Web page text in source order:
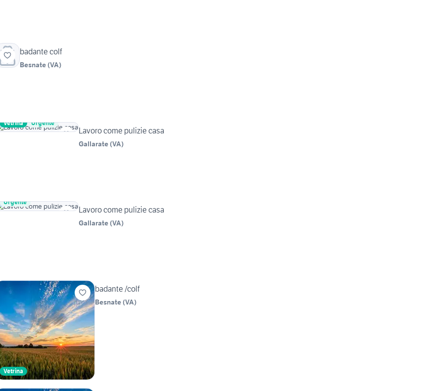
badante colf
Besnate (VA)
Vetrina Urgente
Lavoro come pulizie casa
Gallarate (VA)
Urgente
Lavoro come pulizie casa
Gallarate (VA)
Vetrina
badante /colf
Besnate (VA)